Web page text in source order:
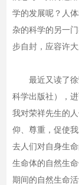
学的发展呢？人
杂的科学的另一
步自封，应容许
最近又读了徐
科学出版社），
我对荣祥先生的
仰、尊重，促使
去人们对自身生
生命体的自然生
期间的自然生命